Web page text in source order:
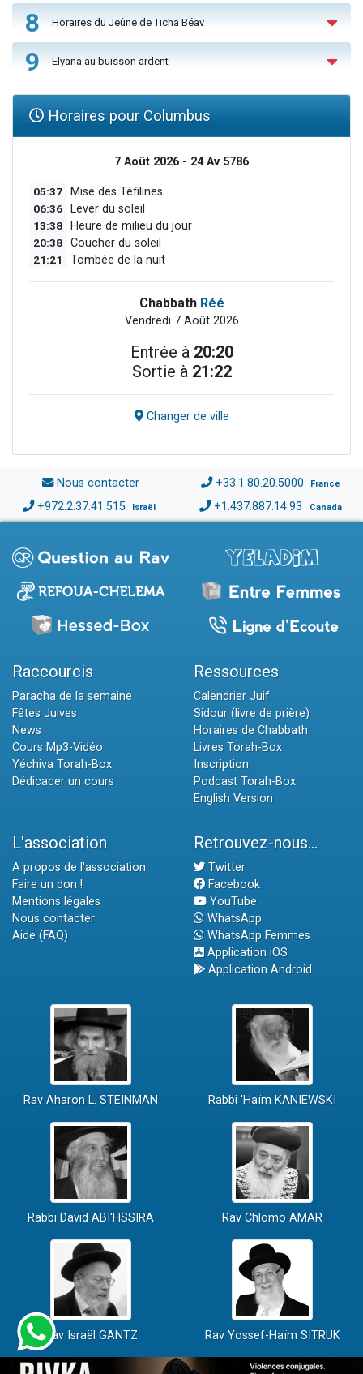
8 Horaires du Jeûne de Ticha Béav
9 Elyana au buisson ardent
Horaires pour Columbus
7 Août 2026 - 24 Av 5786
05:37 Mise des Téfilines
06:36 Lever du soleil
13:38 Heure de milieu du jour
20:38 Coucher du soleil
21:21 Tombée de la nuit
Chabbath Réé
Vendredi 7 Août 2026
Entrée à 20:20
Sortie à 21:22
Changer de ville
Nous contacter +33.1.80.20.5000 France
+972.2.37.41.515 Israël +1.437.887.14.93 Canada
Raccourcis
Paracha de la semaine
Fêtes Juives
News
Cours Mp3-Vidéo
Yéchiva Torah-Box
Dédicacer un cours
Ressources
Calendrier Juif
Sidour (livre de prière)
Horaires de Chabbath
Livres Torah-Box
Inscription
Podcast Torah-Box
English Version
L'association
A propos de l'association
Faire un don !
Mentions légales
Nous contacter
Aide (FAQ)
Retrouvez-nous...
Twitter
Facebook
YouTube
WhatsApp
WhatsApp Femmes
Application iOS
Application Android
Rav Aharon L. STEINMAN Rabbi 'Haïm KANIEWSKI
Rabbi David ABI'HSSIRA Rav Chlomo AMAR
Rav Israël GANTZ Rav Yossef-Haïm SITRUK